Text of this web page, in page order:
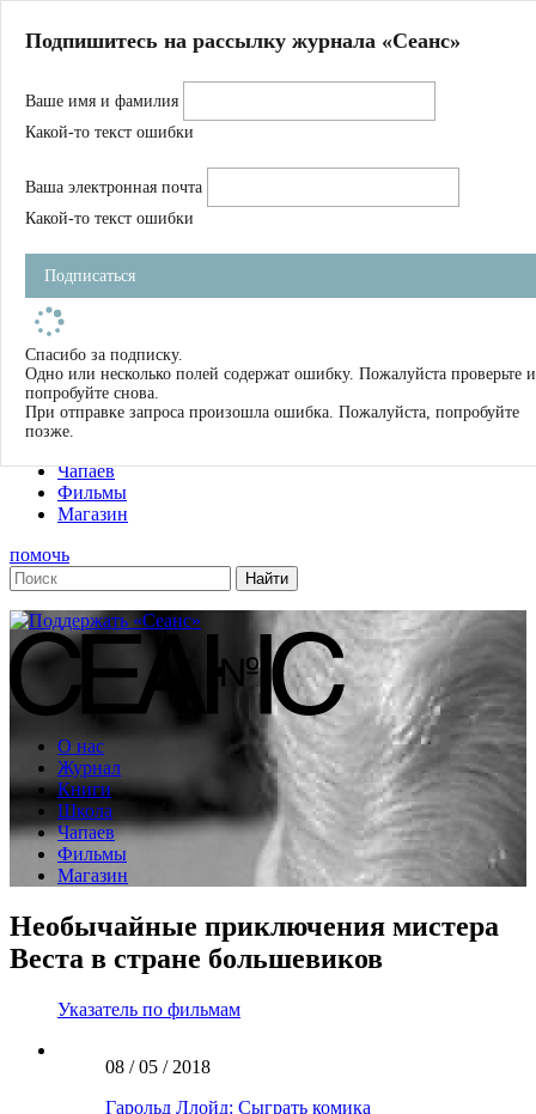
Магазин
Журнал
Школа
Устав
Фильмы
Имена
Тэги
О нас
Журнал
Книги
Чапаев
Фильмы
Магазин
помочь
О нас
Журнал
Книги
Школа
Чапаев
Фильмы
Магазин
Необычайные приключения мистера
Веста в стране большевиков
Указатель по фильмам
08 / 05 / 2018
Гарольд Ллойд: Сыграть комика
Подпишитесь на рассылку журнала «Сеанс»
Ваше имя и фамилия
Какой-то текст ошибки
Ваша электронная почта
Какой-то текст ошибки
Подписаться
Спасибо за подписку.
Одно или несколько полей содержат ошибку. Пожалуйста проверьте и
попробуйте снова.
При отправке запроса произошла ошибка. Пожалуйста, попробуйте
позже.